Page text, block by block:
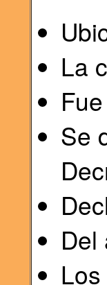
La
Se
Del